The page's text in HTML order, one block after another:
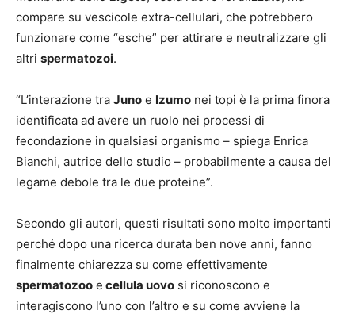
compare su vescicole extra-cellulari, che potrebbero
funzionare come “esche” per attirare e neutralizzare gli
altri spermatozoi.
“L’interazione tra Juno e Izumo nei topi è la prima finora
identificata ad avere un ruolo nei processi di
fecondazione in qualsiasi organismo – spiega Enrica
Bianchi, autrice dello studio – probabilmente a causa del
legame debole tra le due proteine”.
Secondo gli autori, questi risultati sono molto importanti
perché dopo una ricerca durata ben nove anni, fanno
finalmente chiarezza su come effettivamente
spermatozoo e cellula uovo si riconoscono e
interagiscono l’uno con l’altro e su come avviene la